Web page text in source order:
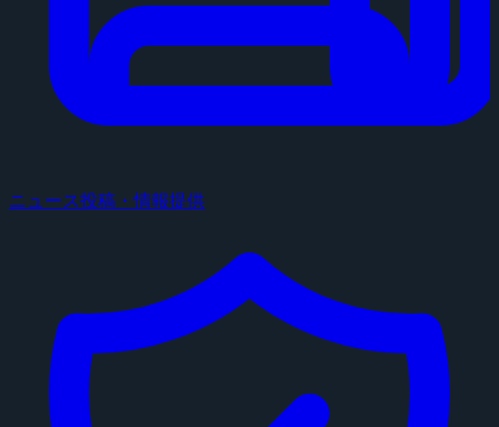
ニュース投稿・情報提供